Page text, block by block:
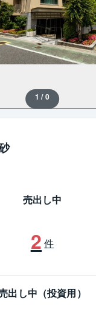
1 / 0
売出し中
2 件
出し中（投資用）